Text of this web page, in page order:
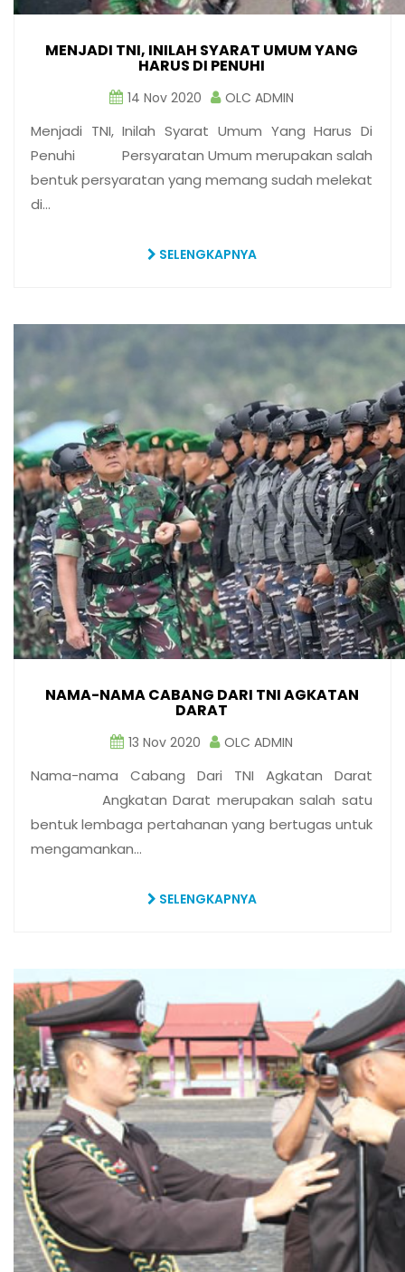
MENJADI TNI, INILAH SYARAT UMUM YANG
HARUS DI PENUHI
14 Nov 2020 OLC ADMIN
Menjadi TNI, Inilah Syarat Umum Yang Harus Di
Penuhi Persyaratan Umum merupakan salah
bentuk persyaratan yang memang sudah melekat
di…
SELENGKAPNYA
NAMA-NAMA CABANG DARI TNI AGKATAN
DARAT
13 Nov 2020 OLC ADMIN
Nama-nama Cabang Dari TNI Agkatan Darat
Angkatan Darat merupakan salah satu
bentuk lembaga pertahanan yang bertugas untuk
mengamankan…
SELENGKAPNYA